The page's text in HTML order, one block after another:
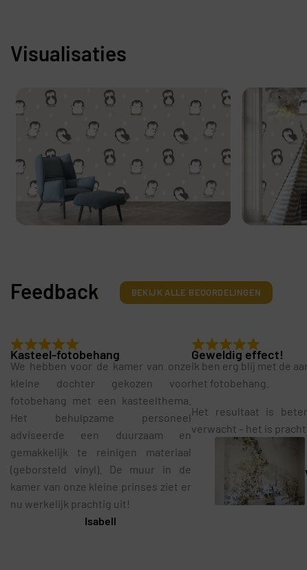
Visualisaties
Feedback BEKIJK ALLE BEOORDELINGEN
Kasteel-fotobehang
We hebben voor de kamer van onze
kleine dochter gekozen voor
fotobehang met een kasteelthema.
Het behulpzame personeel
adviseerde een duurzaam en
gemakkelijk te reinigen materiaal
(geborsteld vinyl). De muur in de
kamer van onze kleine prinses ziet er
nu werkelijk prachtig uit!
Isabell
Geweldig effect!
Ik ben erg blij met de
het fotobehang.
Het resultaat is
verwacht – het is